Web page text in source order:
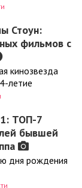
Стоун:
фильмов с
кинозвезда
летие
ТОП-7
бывшей
дня рождения